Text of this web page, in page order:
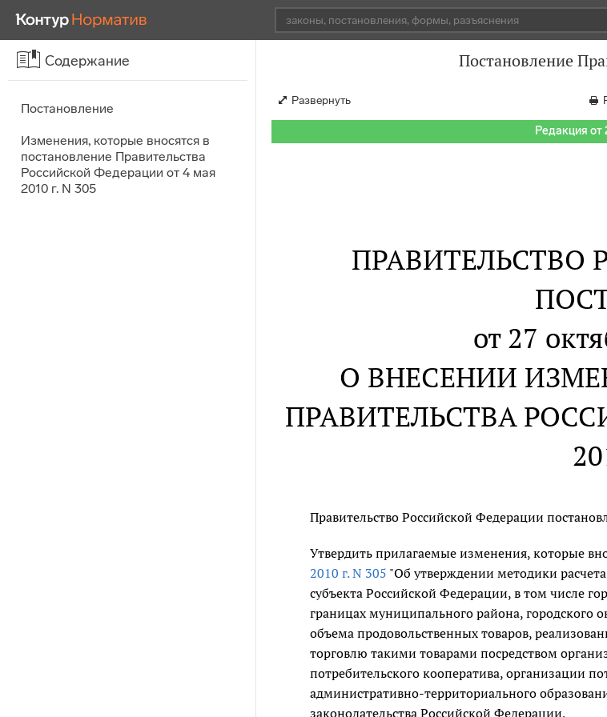
Содержание
Постановление
Изменения, которые вносятся в
постановление Правительства
Российской Федерации от 4 мая
2010 г. N 305
Постановление
Развернуть
Редакция от
ПРАВИТЕЛЬСТВО
от 27
О ВНЕСЕНИИ
ПРАВИТЕЛЬСТВА
Правительство Российской Федерации
Утвердить прилагаемые изменения, которые
2010 г. N 305 "Об утверждении методики
субъекта Российской Федерации, в том числе
границах муниципального района,
объема продовольственных товаров,
торговлю такими товарами посредством
потребительского кооператива, организации
административно-территориального
законодательства Российской Федерации,